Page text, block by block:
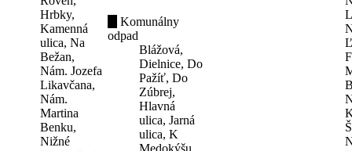
Hrbky,
Kamenná
ulica, Na
Bežan,
Nám. Jozefa
Likavčana,
Nám.
Martina
Benku,
Nižné
Komunálny
odpad
Blážová,
Dielnice, Do
Pažíť, Do
Zúbrej,
Hlavná
ulica, Jarná
ulica, K
Medokýšu,